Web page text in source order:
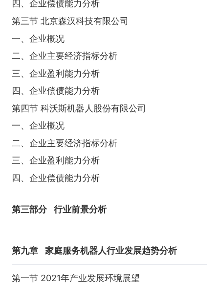
四、企业偿债能力分析
第三节 北京森汉科技有限公司
一、企业概况
二、企业主要经济指标分析
三、企业盈利能力分析
四、企业偿债能力分析
第四节 科沃斯机器人股份有限公司
一、企业概况
二、企业主要经济指标分析
三、企业盈利能力分析
四、企业偿债能力分析
第三部分 行业前景分析
第九章 家庭服务机器人行业发展趋势分析
第一节 2021年产业发展环境展望